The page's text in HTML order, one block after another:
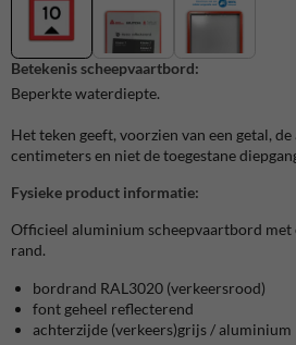
Betekenis scheepvaartbord:
Beperkte waterdiepte.
Het teken geeft, voorzien van een getal,
centimeters en niet de toegestane
Fysieke product informatie:
Officieel aluminium scheepvaartbord met
rand.
bordrand RAL3020 (verkeersrood)
font geheel reflecterend
achterzijde (verkeers)grijs / aluminium